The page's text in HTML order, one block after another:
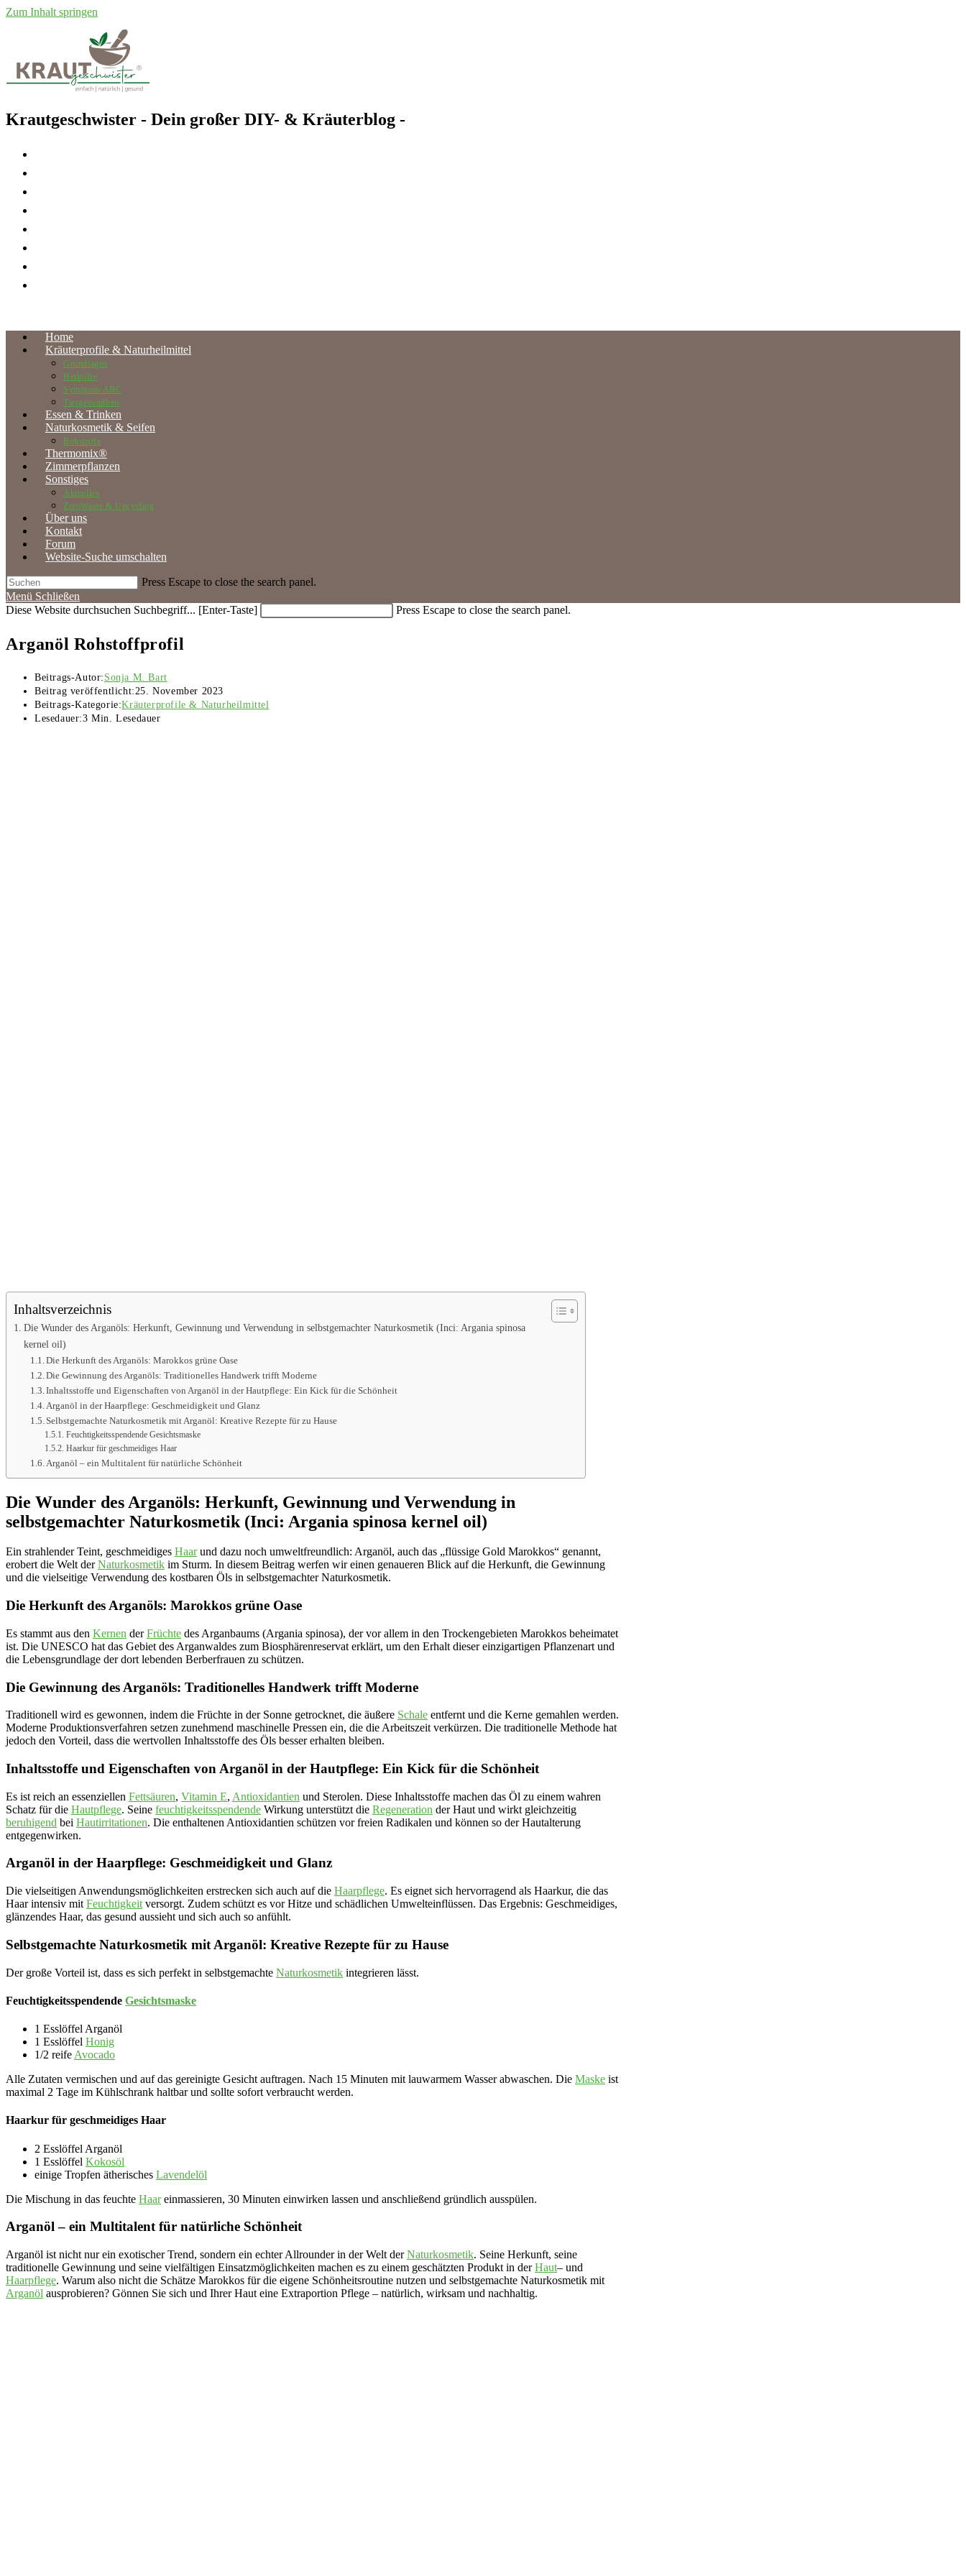
Zum Inhalt springen
Krautgeschwister - Dein großer DIY- & Kräuterblog -
Home
Kräuterprofile & Naturheilmittel
Grundlagen
Heilpilze
Symptom-ABC
Tiergesundheit
Essen & Trinken
Naturkosmetik & Seifen
Rohstoffe
Thermomix®
Zimmerpflanzen
Sonstiges
Aktuelles
ZeroWaste & Upcycling
Über uns
Kontakt
Forum
Website-Suche umschalten
Press Escape to close the search panel.
Menü Schließen
Diese Website durchsuchen Suchbegriff... [Enter-Taste] Press Escape to close the search panel.
Arganöl Rohstoffprofil
Beitrags-Autor: Sonja M. Bart
Beitrag veröffentlicht: 25. November 2023
Beitrags-Kategorie:Kräuterprofile & Naturheilmittel
Lesedauer:3 Min. Lesedauer
Inhaltsverzeichnis
Die Wunder des Arganöls: Herkunft, Gewinnung und Verwendung in selbstgemachter Naturkosmetik (Inci: Argania spinosa
kernel oil)
Die Herkunft des Arganöls: Marokkos grüne Oase
Die Gewinnung des Arganöls: Traditionelles Handwerk trifft Moderne
Inhaltsstoffe und Eigenschaften von Arganöl in der Hautpflege: Ein Kick für die Schönheit
Arganöl in der Haarpflege: Geschmeidigkeit und Glanz
Selbstgemachte Naturkosmetik mit Arganöl: Kreative Rezepte für zu Hause
Feuchtigkeitsspendende Gesichtsmaske
Haarkur für geschmeidiges Haar
Arganöl – ein Multitalent für natürliche Schönheit
Die Wunder des Arganöls: Herkunft, Gewinnung und Verwendung in
selbstgemachter Naturkosmetik (Inci: Argania spinosa kernel oil)
Ein strahlender Teint, geschmeidiges Haarund dazu noch umweltfreundlich: Arganöl, auch das „flüssige Gold Marokkos“ genannt,
erobert die Welt derNaturkosmetik im Sturm. In diesem Beitrag werfen wir einen genaueren Blick auf die Herkunft, die Gewinnung
und die vielseitige Verwendung des kostbaren Öls in selbstgemachter Naturkosmetik.
Die Herkunft des Arganöls: Marokkos grüne Oase
Es stammt aus den Kernen derFrüchte des Arganbaums (Argania spinosa), der vor allem in den Trockengebieten Marokkos beheimatet
ist. Die UNESCO hat das Gebiet des Arganwaldes zum Biosphärenreservat erklärt, um den Erhalt dieser einzigartigen Pflanzenart und
die Lebensgrundlage der dort lebenden Berberfrauen zu schützen.
Die Gewinnung des Arganöls: Traditionelles Handwerk trifft Moderne
Traditionell wird es gewonnen, indem die Früchte in der Sonne getrocknet, die äußere Schale entfernt und die Kerne gemahlen werden.
Moderne Produktionsverfahren setzen zunehmend maschinelle Pressen ein, die die Arbeitszeit verkürzen. Die traditionelle Methode hat
jedoch den Vorteil, dass die wertvollen Inhaltsstoffe des Öls besser erhalten bleiben.
Inhaltsstoffe und Eigenschaften von Arganöl in der Hautpflege: Ein Kick für die Schönheit
Es ist reich an essenziellen Fettsäuren, Vitamin E, Antioxidantien und Sterolen. Diese Inhaltsstoffe machen das Öl zu einem wahren
Schatz für die Hautpflege. Seine feuchtigkeitsspendende Wirkung unterstützt die Regeneration der Haut und wirkt gleichzeitig
beruhigend bei Hautirritationen. Die enthaltenen Antioxidantien schützen vor freien Radikalen und können so der Hautalterung
entgegenwirken.
Arganöl in der Haarpflege: Geschmeidigkeit und Glanz
Die vielseitigen Anwendungsmöglichkeiten erstrecken sich auch auf die Haarpflege. Es eignet sich hervorragend als Haarkur, die das
Haar intensiv mit Feuchtigkeit versorgt. Zudem schützt es vor Hitze und schädlichen Umwelteinflüssen. Das Ergebnis: Geschmeidiges,
glänzendes Haar, das gesund aussieht und sich auch so anfühlt.
Selbstgemachte Naturkosmetik mit Arganöl: Kreative Rezepte für zu Hause
Der große Vorteil ist, dass es sich perfekt in selbstgemachte Naturkosmetik integrieren lässt.
Feuchtigkeitsspendende Gesichtsmaske
1 Esslöffel Arganöl
1 Esslöffel Honig
1/2 reife Avocado
Alle Zutaten vermischen und auf das gereinigte Gesicht auftragen. Nach 15 Minuten mit lauwarmem Wasser abwaschen. Die Maske ist
maximal 2 Tage im Kühlschrank haltbar und sollte sofort verbraucht werden.
Haarkur für geschmeidiges Haar
2 Esslöffel Arganöl
1 Esslöffel Kokosöl
einige Tropfen ätherisches Lavendelöl
Die Mischung in das feuchte Haareinmassieren, 30 Minuten einwirken lassen und anschließend gründlich ausspülen.
Arganöl – ein Multitalent für natürliche Schönheit
Arganöl ist nicht nur ein exotischer Trend, sondern ein echter Allrounder in der Welt derNaturkosmetik. Seine Herkunft, seine
traditionelle Gewinnung und seine vielfältigen Einsatzmöglichkeiten machen es zu einem geschätzten Produkt in derHaut– und
Haarpflege. Warum also nicht die Schätze Marokkos für die eigene Schönheitsroutine nutzen und selbstgemachte Naturkosmetik mit
Arganöl ausprobieren? Gönnen Sie sich und Ihrer Haut eine Extraportion Pflege – natürlich, wirksam und nachhaltig.